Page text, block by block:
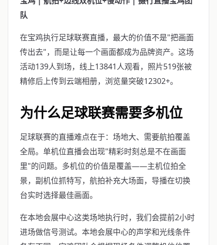
队
在宝鸡执行足球联赛直播，最大的价值不是"把画面
传出去"，而是让每一个画面都成为品牌资产。这场
活动139人到场，线上13841人观看，照片519张被
精修后上传到云端相册，浏览量突破12302+。
为什么足球联赛需要多机位
足球联赛的直播难点在于：场地大、需要航拍覆盖
全局。单机位直播会出现"精彩时刻总是不在画面
里"的问题。多机位的价值是覆盖——主机位拍全
景，副机位抓特写，航拍补充大场面，导播在切换
台实时选择最佳画面。
在本地会展中心这类场地执行时，我们会提前2小时
进场做信号测试。本地会展中心的声学和光线条件